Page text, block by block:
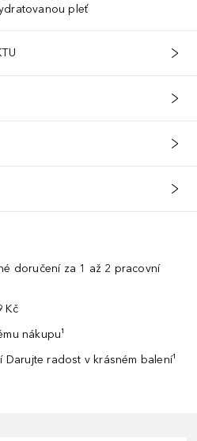
pleť
doručení za 1 až 2 pracovní
Kč
nákupu¹
radost v krásném balení¹